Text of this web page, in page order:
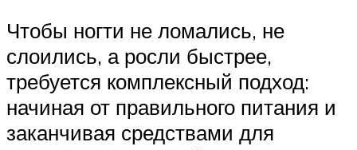
Чтобы ногти не ломались, не
слоились, а росли быстрее,
требуется комплексный подход:
начиная от правильного питания и
заканчивая средствами для